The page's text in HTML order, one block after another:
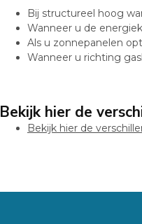
Bij structureel hoog
Wanneer u de
Als u zonnepanelen
Wanneer u richting
Bekijk hier de
Bekijk hier de